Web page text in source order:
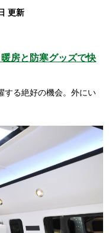
更新
房と防寒グッズで快
する絶好の機会。外にい